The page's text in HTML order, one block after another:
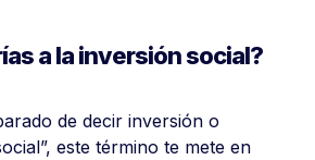
a la inversión social?
de decir inversión o
este término te mete en